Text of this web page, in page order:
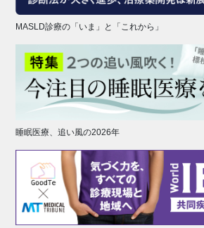
MASLD診療の「いま」と「これから」
睡眠医療、追い風の2026年